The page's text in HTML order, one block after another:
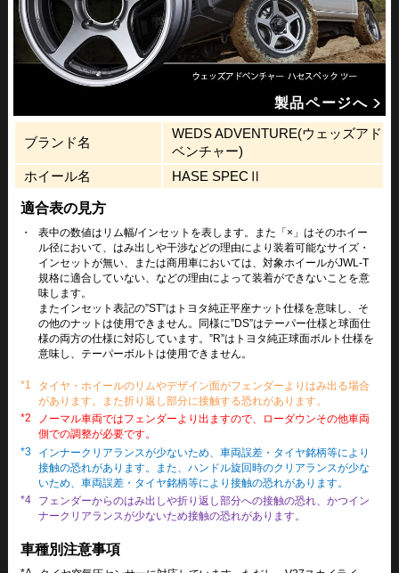
製品ページへ
ブランド名
WEDS ADVENTURE(ウェッズアド
ベンチャー)
ホイール名
HASE SPECⅡ
適合表の見方
・
表中の数値はリム幅/インセットを表します。また「×」はそのホイー
ル径において、はみ出しや干渉などの理由により装着可能なサイズ・
インセットが無い、または商用車においては、対象ホイールがJWL-T
規格に適合していない、などの理由によって装着ができないことを意
味します。
またインセット表記の”ST”はトヨタ純正平座ナット仕様を意味し、そ
の他のナットは使用できません。同様に”DS”はテーパー仕様と球面仕
様の両方の仕様に対応しています。”R”はトヨタ純正球面ボルト仕様を
意味し、テーパーボルトは使用できません。
*1
タイヤ・ホイールのリムやデザイン面がフェンダーよりはみ出る場合
があります。また折り返し部分に接触する恐れがあります。
*2
ノーマル車両ではフェンダーより出ますので、ローダウンその他車両
側での調整が必要です。
*3
インナークリアランスが少ないため、車両誤差・タイヤ銘柄等により
接触の恐れがあります。また、ハンドル旋回時のクリアランスが少な
いため、車両誤差・タイヤ銘柄等により接触の恐れがあります。
*4
フェンダーからのはみ出しや折り返し部分への接触の恐れ、かつイン
ナークリアランスが少ないため接触の恐れがあります。
車種別注意事項